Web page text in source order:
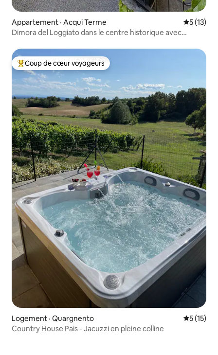
Appartement · Acqui Terme Note
5 (13)
Dimora del Loggiato dans le centre historique avec
Coup de cœur voyageurs parmi les plus aimés
Coup de cœur voyageurs
Logement · Quargnento Note
5 (15)
Country House Pais - Jacuzzi en pleine colline